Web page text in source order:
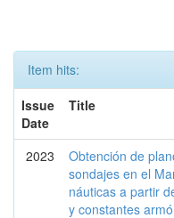
Item hits:
Issue
Date
Title
2023
Obtención de
sondajes en el
náuticas a partir
y constantes